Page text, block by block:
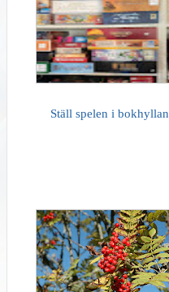
Ställ spelen i bokhyllan